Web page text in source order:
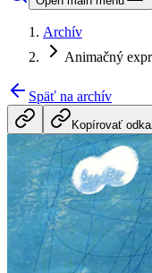
Archív
Animačný
Späť na archív
Kopírovať